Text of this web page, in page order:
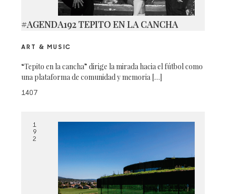
#AGENDA192 TEPITO EN LA CANCHA
ART & MUSIC
“Tepito en la cancha” dirige la mirada hacia el fútbol como
una plataforma de comunidad y memoria […]
1407
1
9
2